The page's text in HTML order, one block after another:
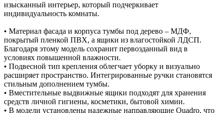
изысканный интерьер, который подчеркивает
индивидуальность комнаты.
• Материал фасада и корпуса тумбы под дерево – МДФ,
покрытый пленкой ПВХ, а ящики из влагостойкой ЛДСП.
Благодаря этому модель сохранит первозданный вид в
условиях повышенной влажности.
• Подвесной тип крепления облегчает уборку и визуально
расширяет пространство. Интегрированные ручки становятся
стильным дополнением тумбы.
• Вместительные выдвижные ящики подходят для хранения
средств личной гигиены, косметики, бытовой химии.
• В модели установлены надежные направляющие Quadro, что